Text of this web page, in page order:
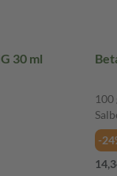
30 ml
100
-